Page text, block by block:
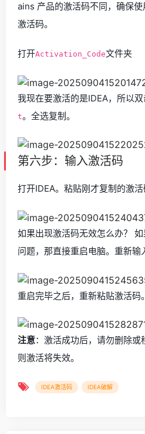
ains 产品的激活码不同，确保
激活码。
打开Activation_Code文件夹
我现在要激活的是IDEA，所以
t。全选复制。
第六步：输入激活码
打开IDEA。粘贴刚才复制的激活
如果出现激活码无效怎么办？
问题，那直接重启电脑。重新输
重启完毕之后，重新粘贴激活码
注意：激活成功后，请勿删除
则激活将失效。
IDEA激活码 IDEA破解